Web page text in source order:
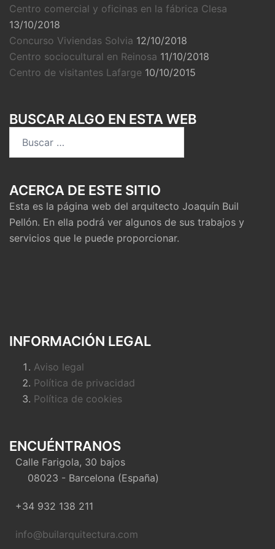
Centro comercial y oficinas en la fábrica Clesa
13/10/2018
Concurso Viviendas Solvia 12/10/2018
Centro sociocultural en Reinosa 11/10/2018
Centro de visitantes Lafarge 10/10/2015
BUSCAR ALGO EN ESTA WEB
ACERCA DE ESTE SITIO
Esta es la página web del arquitecto Joaquín Buil
Pellón. En ella podrá ver algunos de sus trabajos y
servicios que le puede proporcionar.
INFORMACIÓN LEGAL
Aviso legal
Política de privacidad
Política de cookies
ENCUÉNTRANOS
Calle Farigola, 30 bajos
08023 - Barcelona (España)
+34 932 138 211
info@builarquitectura.com